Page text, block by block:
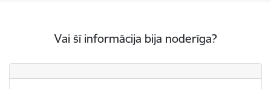
Vai šī informācija bija noderīga?
Vai šī informācija bija noderīga?